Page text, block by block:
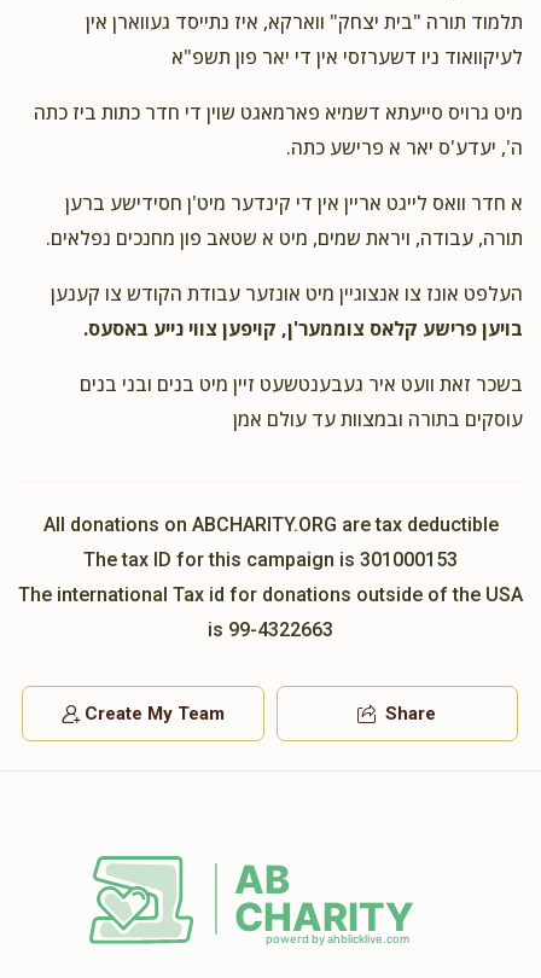
תלמוד תורה "בית יצחק" ווארקא, איז נתייסד געווארן אין
לעיקוואוד ניו דשערזסי אין די יאר פון תשפ"א
מיט גרויס סייעתא דשמיא פארמאגט שוין די חדר כתות ביז כתה
ה', יעדע'ס יאר א פרישע כתה.
א חדר וואס לייגט אריין אין די קינדער מיט'ן חסידישע ברען
תורה, עבודה, ויראת שמים, מיט א שטאב פון מחנכים נפלאים.
העלפט אונז צו אנצוגיין מיט אונזער עבודת הקודש צו קענען
בויען פרישע קלאס צוממער'ן, קויפען צווי נייע באסעס.
בשכר זאת וועט איר געבענטשעט זיין מיט בנים ובני בנים
עוסקים בתורה ובמצוות עד עולם אמן
All donations on ABCHARITY.ORG are tax deductible
The tax ID for this campaign is 301000153
The international Tax id for donations outside of the USA
is 99-4322663
Create My Team Share